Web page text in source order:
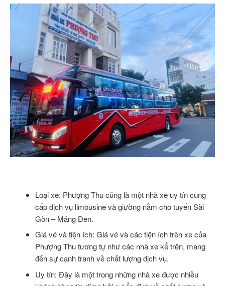
Loại xe: Phượng Thu cũng là một nhà xe uy tín cung
cấp dịch vụ limousine và giường nằm cho tuyến Sài
Gòn – Măng Đen.
Giá vé và tiện ích: Giá vé và các tiện ích trên xe của
Phượng Thu tương tự như các nhà xe kể trên, mang
đến sự cạnh tranh về chất lượng dịch vụ.
Uy tín: Đây là một trong những nhà xe được nhiều